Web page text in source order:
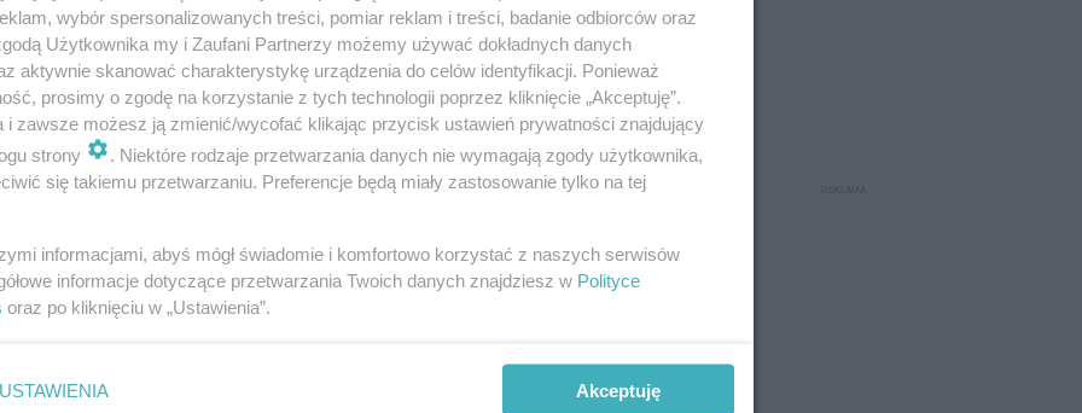
Poznaniu w Boże Ciało 2025?
wybór spersonalizowanych treści, pomiar reklam i treści, badanie odbiorców oraz
Użytkownika my i Zaufani Partnerzy możemy używać dokładnych danych
aktywnie skanować charakterystykę urządzenia do celów identyfikacji. Ponieważ
prosimy o zgodę na korzystanie z tych technologii poprzez kliknięcie „Akceptuję”.
i zawsze możesz ją zmienić/wycofać klikając przycisk ustawień prywatności znajdujący
strony
. Niektóre rodzaje przetwarzania danych nie wymagają zgody użytkownika,
się takiemu przetwarzaniu. Preferencje będą miały zastosowanie tylko na tej
informacjami, abyś mógł świadomie i komfortowo korzystać z naszych serwisów
informacje dotyczące przetwarzania Twoich danych znajdziesz w Polityce
oraz po kliknięciu w „Ustawienia”.
USTAWIENIA Akceptuję